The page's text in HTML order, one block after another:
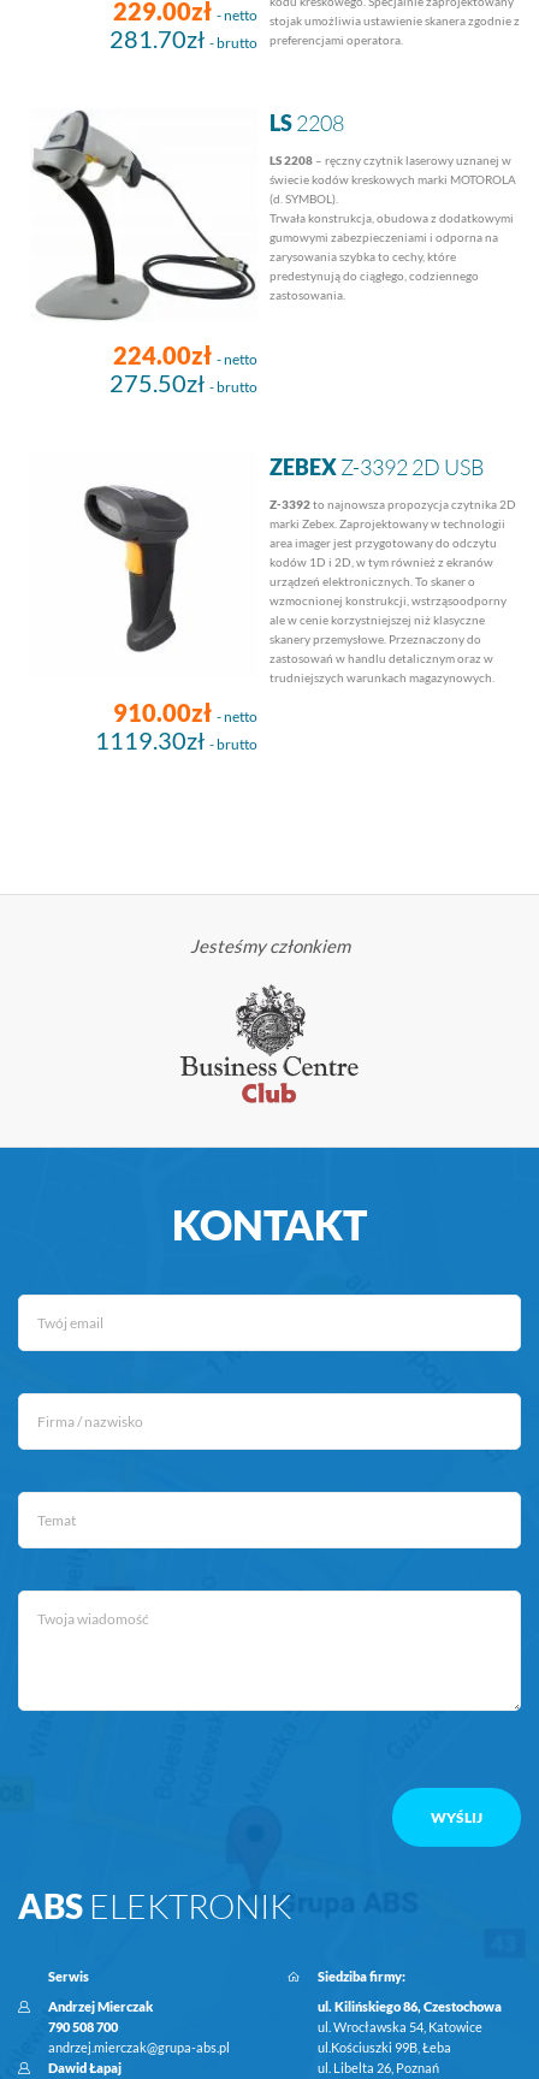
229.00zł - netto
281.70zł - brutto
stojak umożliwia ustawienie skanera zgodnie z
preferencjami operatora.
224.00zł - netto
275.50zł - brutto
LS2208
LS 2208 – ręczny czytnik laserowy uznanej w
świecie kodów kreskowych marki MOTOROLA
(d. SYMBOL).
Trwała konstrukcja, obudowa z dodatkowymi
gumowymi zabezpieczeniami i odporna na
zarysowania szybka to cechy, które
predestynują do ciągłego, codziennego
zastosowania.
910.00zł - netto
1119.30zł - brutto
ZEBEXZ-3392 2D USB
Z-3392to najnowsza propozycja czytnika 2D
marki Zebex. Zaprojektowany w technologii
area imager jest przygotowany do odczytu
kodów 1D i 2D, w tym również z ekranów
urządzeń elektronicznych. To skaner o
wzmocnionej konstrukcji, wstrząsoodporny
ale w cenie korzystniejszej niż klasyczne
skanery przemysłowe. Przeznaczony do
zastosowań w handlu detalicznym oraz w
trudniejszych warunkach magazynowych.
Jesteśmy członkiem
KONTAKT
ABS ELEKTRONIK
Serwis
Andrzej Mierczak
790 508 700
andrzej.mierczak@grupa-abs.pl
Dawid Łapaj
Siedziba firmy:
ul. Kilińskiego 86, Czestochowa
ul. Wrocławska 54, Katowice
ul.Kościuszki 99B, Łeba
ul. Libelta 26, Poznań